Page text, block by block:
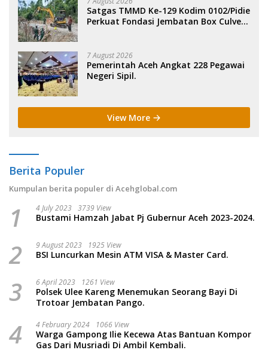
Satgas TMMD Ke-129 Kodim 0102/Pidie
Perkuat Fondasi Jembatan Box Culvert
7 August 2026
Pemerintah Aceh Angkat 228 Pegawai
Negeri Sipil.
View More
Berita Populer
Kumpulan berita populer di Acehglobal.com
1 4 July 2023 3739 View
Bustami Hamzah Jabat Pj Gubernur Aceh 2023-2024.
2 9 August 2023 1925 View
BSI Luncurkan Mesin ATM VISA & Master Card.
3 6 April 2023 1261 View
Polsek Ulee Kareng Menemukan Seorang Bayi Di
Trotoar Jembatan Pango.
4 4 February 2024 1066 View
Warga Gampong Ilie Kecewa Atas Bantuan Kompor
Gas Dari Musriadi Di Ambil Kembali.